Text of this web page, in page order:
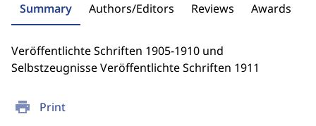
print Print
Summary Authors/Editors Reviews Awards
Veröffentlichte Schriften 1905-1910 und
Selbstzeugnisse Veröffentlichte Schriften 1911